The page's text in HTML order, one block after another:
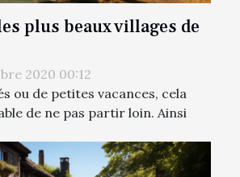
plus beaux villages de
2020 00:12
ou de petites vacances, cela
de ne pas partir loin. Ainsi